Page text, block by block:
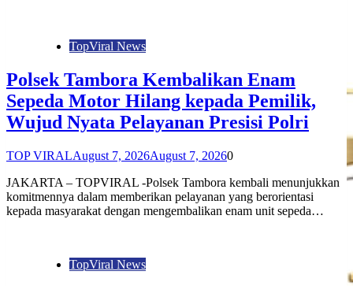
TopViral News
Polsek Tambora Kembalikan Enam
Sepeda Motor Hilang kepada Pemilik,
Wujud Nyata Pelayanan Presisi Polri
TOP VIRALAugust 7, 2026August 7, 20260
JAKARTA – TOPVIRAL -Polsek Tambora kembali menunjukkan
komitmennya dalam memberikan pelayanan yang berorientasi
kepada masyarakat dengan mengembalikan enam unit sepeda…
TopViral News